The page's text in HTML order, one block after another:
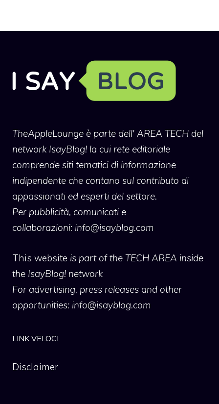
TheAppleLounge è parte dell' AREA TECH del
network IsayBlog! la cui rete editoriale
comprende siti tematici di informazione
indipendente che contano sul contributo di
appassionati ed esperti del settore.
Per pubblicità, comunicati e
collaborazioni: info@isayblog.com
This website is part of the TECH AREA inside
the IsayBlog! network
For advertising, press releases and other
opportunities: info@isayblog.com
LINK VELOCI
Disclaimer